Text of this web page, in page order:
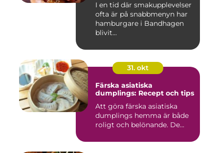
I en tid där smakupplevelser
ofta är på snabbmenyn har
hamburgare i Bandhagen
blivit...
31. okt
Färska asiatiska
dumplings: Recept och tips
Att göra färska asiatiska
dumplings hemma är både
roligt och belönande. De...